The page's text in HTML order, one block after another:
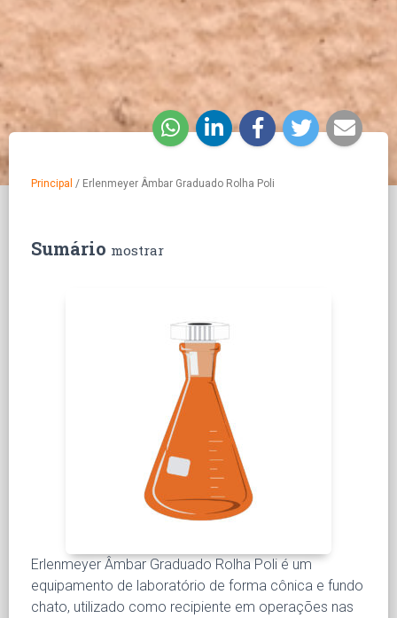
Principal / Erlenmeyer Âmbar Graduado Rolha Poli
Sumário mostrar
Erlenmeyer Âmbar Graduado Rolha Poli é um
equipamento de laboratório de forma cônica e fundo
chato, utilizado como recipiente em operações nas